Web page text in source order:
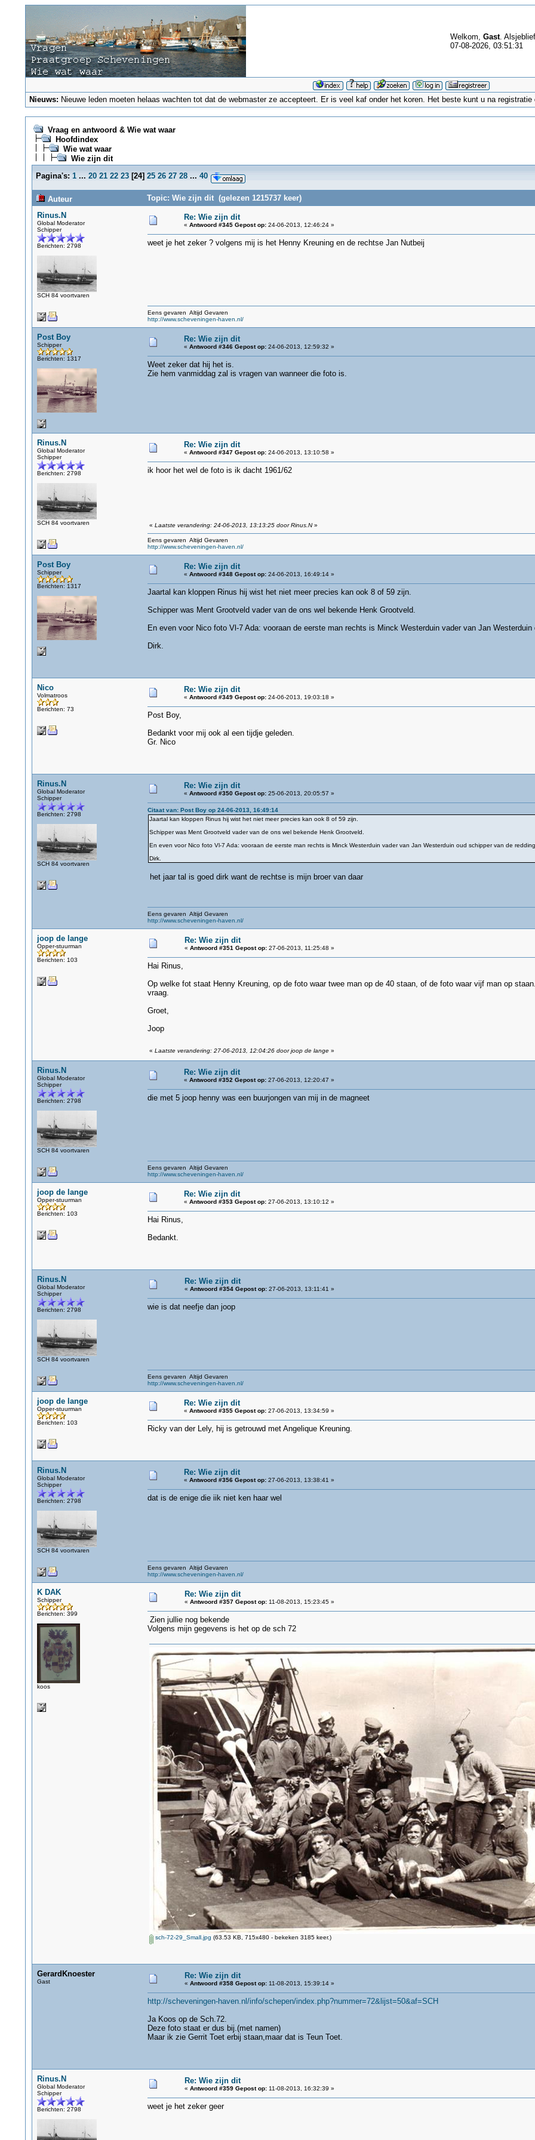
Welkom, Gast.
07-08-2026, 03:51:31
Nieuws: Nieuwe leden moeten helaas wachten tot dat de webmaster ze accepteert. Er is veel kaf onder het koren. Het beste kunt u na
Vraag en antwoord & Wie wat waar
Hoofdindex
Wie wat waar
Wie zijn dit
Pagina's: 1 ... 20 21 22 23[24] 25 26 27 28 ... 40
Auteur
Topic: Wie zijn dit (gelezen 1215737 keer)
Rinus.N
Global Moderator
Schipper
Berichten: 2798
SCH 84 voortvaren
Re: Wie zijn dit
« Antwoord #345 Gepost op:24-06-2013, 12:46:24 »
weet je het zeker ? volgens mij is het Henny Kreuning en de rechtse Jan Nutbeij
Eens gevaren Altijd Gevaren
http://www.scheveningen-haven.nl/
Post Boy
Schipper
Berichten: 1317
Re: Wie zijn dit
« Antwoord #346 Gepost op:24-06-2013, 12:59:32 »
Weet zeker dat hij het is.
Zie hem vanmiddag zal is vragen van wanneer die foto is.
Rinus.N
Global Moderator
Schipper
Berichten: 2798
SCH 84 voortvaren
Re: Wie zijn dit
« Antwoord #347 Gepost op:24-06-2013, 13:10:58 »
ik hoor het wel de foto is ik dacht 1961/62
« Laatste verandering: 24-06-2013, 13:13:25 door Rinus.N»
Eens gevaren Altijd Gevaren
http://www.scheveningen-haven.nl/
Post Boy
Schipper
Berichten: 1317
Re: Wie zijn dit
« Antwoord #348 Gepost op:24-06-2013, 16:49:14 »
Jaartal kan kloppen Rinus hij wist het niet meer precies kan ook 8 of 59 zijn.
Schipper was Ment Grootveld vader van de ons wel bekende Henk Grootveld.
En even voor Nico foto Vl-7 Ada: vooraan de eerste man rechts is Minck Westerduin vader van Jan
Dirk.
Nico
Volmatroos
Berichten: 73
Re: Wie zijn dit
« Antwoord #349 Gepost op:24-06-2013, 19:03:18 »
Post Boy,
Bedankt voor mij ook al een tijdje geleden.
Gr. Nico
Rinus.N
Global Moderator
Schipper
Berichten: 2798
SCH 84 voortvaren
Re: Wie zijn dit
« Antwoord #350 Gepost op:25-06-2013, 20:05:57 »
Citaat van: Post Boy op 24-06-2013, 16:49:14
Jaartal kan kloppen Rinus hij wist het niet meer precies kan ook 8 of 59 zijn.
Schipper was Ment Grootveld vader van de ons wel bekende Henk Grootveld.
En even voor Nico foto Vl-7 Ada: vooraan de eerste man rechts is Minck Westerduin vader van Jan Westerduin oud schipper van de
Dirk.
het jaar tal is goed dirk want de rechtse is mijn broer van daar
Eens gevaren Altijd Gevaren
http://www.scheveningen-haven.nl/
joop de lange
Opper-stuurman
Berichten: 103
Re: Wie zijn dit
« Antwoord #351 Gepost op:27-06-2013, 11:25:48 »
Hai Rinus,
Op welke fot staat Henny Kreuning, op de foto waar twee man op de 40 staan, of de foto waar vijf man op
vraag.
Groet,
Joop
« Laatste verandering: 27-06-2013, 12:04:26 door joop de lange»
Rinus.N
Global Moderator
Schipper
Berichten: 2798
SCH 84 voortvaren
Re: Wie zijn dit
« Antwoord #352 Gepost op:27-06-2013, 12:20:47 »
die met 5 joop henny was een buurjongen van mij in de magneet
Eens gevaren Altijd Gevaren
http://www.scheveningen-haven.nl/
joop de lange
Opper-stuurman
Berichten: 103
Re: Wie zijn dit
« Antwoord #353 Gepost op:27-06-2013, 13:10:12 »
Hai Rinus,
Bedankt.
Rinus.N
Global Moderator
Schipper
Berichten: 2798
SCH 84 voortvaren
Re: Wie zijn dit
« Antwoord #354 Gepost op:27-06-2013, 13:11:41 »
wie is dat neefje dan joop
Eens gevaren Altijd Gevaren
http://www.scheveningen-haven.nl/
joop de lange
Opper-stuurman
Berichten: 103
Re: Wie zijn dit
« Antwoord #355 Gepost op:27-06-2013, 13:34:59 »
Ricky van der Lely, hij is getrouwd met Angelique Kreuning.
Rinus.N
Global Moderator
Schipper
Berichten: 2798
SCH 84 voortvaren
Re: Wie zijn dit
« Antwoord #356 Gepost op:27-06-2013, 13:38:41 »
dat is de enige die iik niet ken haar wel
Eens gevaren Altijd Gevaren
http://www.scheveningen-haven.nl/
K DAK
Schipper
Berichten: 399
koos
Re: Wie zijn dit
« Antwoord #357 Gepost op:11-08-2013, 15:23:45 »
Zien jullie nog bekende
Volgens mijn gegevens is het op de sch 72
sch-72-29_Small.jpg (63.53 KB, 715x480 - bekeken 3185 keer.)
GerardKnoester
Gast
Re: Wie zijn dit
« Antwoord #358 Gepost op:11-08-2013, 15:39:14 »
http://scheveningen-haven.nl/info/schepen/index.php?nummer=72&lijst=50&af=SCH
Ja Koos op de Sch.72.
Deze foto staat er dus bij.(met namen)
Maar ik zie Gerrit Toet erbij staan,maar dat is Teun Toet.
Rinus.N
Global Moderator
Schipper
Berichten: 2798
Re: Wie zijn dit
« Antwoord #359 Gepost op:11-08-2013, 16:32:39 »
weet je het zeker geer